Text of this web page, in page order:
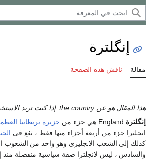
إنگلترة
مقالة ناقش هذه الصفحة
هذا المقال هو عن the country. إذا كنت تريد الاستخدامات الأخرى، انظر
إنگلترة جزيرة بريطانيا
انجلترا جزء من أربعة أجزاء منها فقط ، تقع في
كذلك إلى الشعب الانجليزي وهو واحد من الشعوب
والسادس ، ليس لانجلترا صفة سياسية منفصلة منذ